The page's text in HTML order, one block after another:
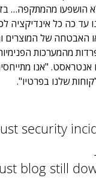
הושפעו מהמתקפה…
עד כה כל אינדיקציה
האבטחה של המוצרים
מהמערכות
"אנו
שלנו בפרטיו".
security
blog still